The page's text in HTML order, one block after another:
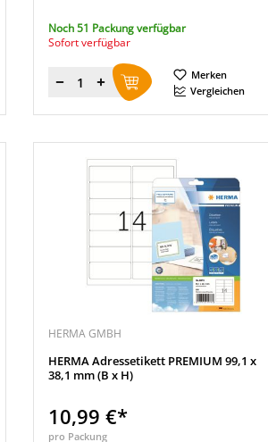
Noch 51 Packung verfügbar
Sofort verfügbar
Menge
Merken
Vergleichen
HERMA GMBH
HERMA Adressetikett PREMIUM 99,1 x
38,1 mm (B x H)
10,99 €*
pro Packung